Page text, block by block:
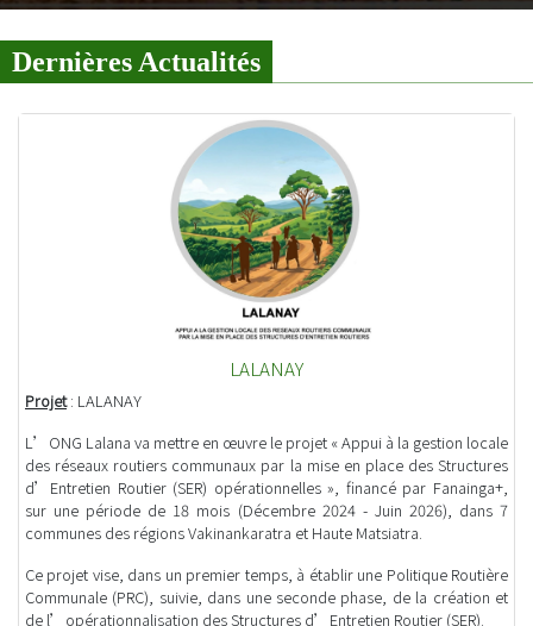
Dernières Actualités
LALANAY
Projet: LALANAY
L’ONG Lalana va mettre en œuvre le projet « Appui à la gestion locale
des réseaux routiers communaux par la mise en place des Structures
d’Entretien Routier (SER) opérationnelles », financé par Fanainga+,
sur une période de 18 mois (Décembre 2024 - Juin 2026), dans 7
communes des régions Vakinankaratra et Haute Matsiatra.
Ce projet vise, dans un premier temps, à établir une Politique Routière
Communale (PRC), suivie, dans une seconde phase, de la création et
de l’opérationnalisation des Structures d’Entretien Routier (SER).